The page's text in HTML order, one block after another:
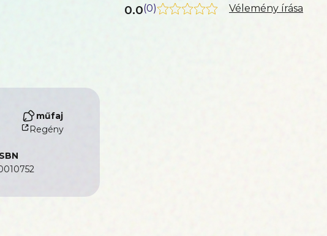
műfaj
Regény
0.0(0) Vélemény írása